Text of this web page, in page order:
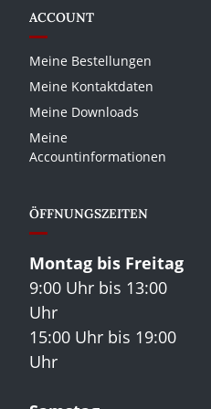
ACCOUNT
Meine Bestellungen
Meine Kontaktdaten
Meine Downloads
Meine
Accountinformationen
ÖFFNUNGSZEITEN
Montag bis Freitag
9:00 Uhr bis 13:00
Uhr
15:00 Uhr bis 19:00
Uhr